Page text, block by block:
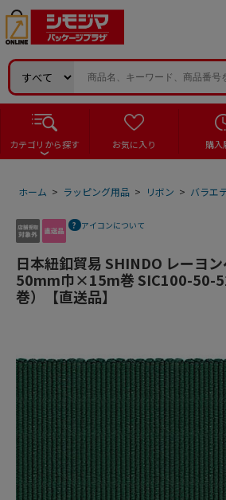
カテゴリから探す お気に入り 購入
ホーム > ラッピング用品 > リボン > バラエ
アイコンについて
日本紐釦貿易 SHINDO レーヨ
50mm巾×15m巻 SIC100-50-
巻）【直送品】